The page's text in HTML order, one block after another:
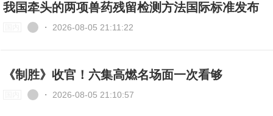
我国牵头的两项兽药残留检测方法国际标准发布
⋅ 2026-08-05 21:11:22
《制胜》收官！六集高燃名场面一次看够
⋅ 2026-08-05 21:10:57